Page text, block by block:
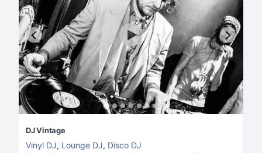
DJ Vintage
Vinyl DJ, Lounge DJ, Disco DJ